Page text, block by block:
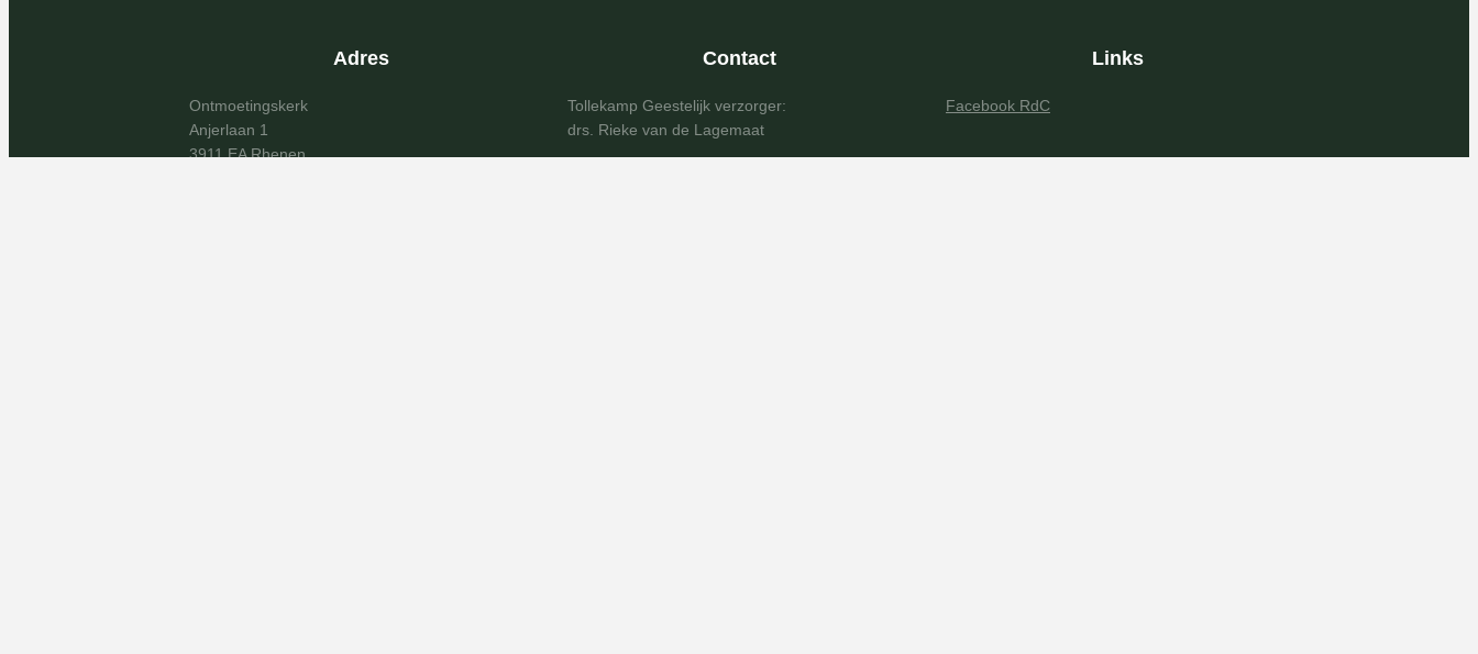
Adres
Ontmoetingskerk
Anjerlaan 1
3911 EA Rhenen
Contact
Tollekamp Geestelijk verzorger:
drs. Rieke van de Lagemaat
Links
Facebook RdC